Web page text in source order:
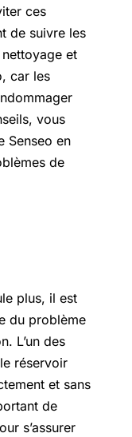
ces
de suivre les
et
car les
vous
Senseo en
de
plus, il est
du problème
L’un des
réservoir
et sans
de
s’assurer